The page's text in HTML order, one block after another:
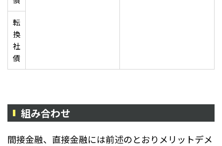
転
換
社
債
組み合わせ
間接金融、直接金融には前述のとおりメリットデメ